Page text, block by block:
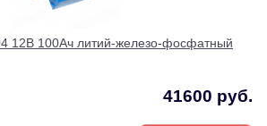
12В 100Ач литий-железо-фосфатный
41600 руб.